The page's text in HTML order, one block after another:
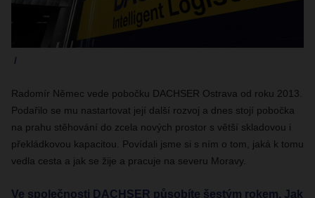
Radomír Němec vede pobočku DACHSER Ostrava od roku 2013.
Podařilo se mu nastartovat její další rozvoj a dnes stojí pobočka
na prahu stěhování do zcela nových prostor s větší skladovou i
překládkovou kapacitou. Povídali jsme si s ním o tom, jaká k tomu
vedla cesta a jak se žije a pracuje na severu Moravy.
Ve společnosti DACHSER působíte šestým rokem. Jak